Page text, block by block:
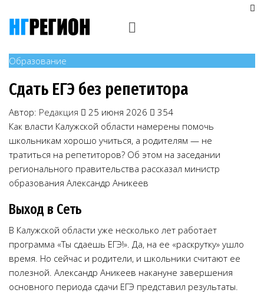
Образование
Сдать ЕГЭ без репетитора
Автор: Редакция 25 июня 2026
354
Как власти Калужской области намерены помочь
школьникам хорошо учиться, а родителям — не
тратиться на репетиторов? Об этом на заседании
регионального правительства рассказал министр
образования Александр Аникеев
Выход в Сеть
В Калужской области уже несколько лет работает
программа «Ты сдаешь ЕГЭ!». Да, на ее «раскрутку» ушло
время. Но сейчас и родители, и школьники считают ее
полезной. Александр Аникеев накануне завершения
основного периода сдачи ЕГЭ представил результаты.